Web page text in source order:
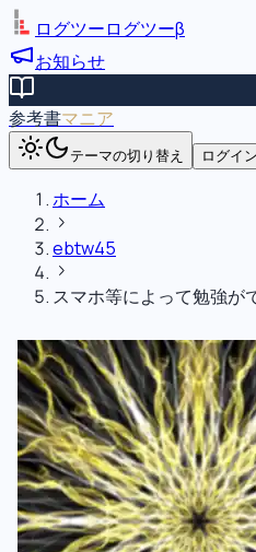
ログツーログツーβ
お知らせ
参考書マニア
テーマの切り替え ログイ
ホーム
ebtw45
スマホ等によって勉強が